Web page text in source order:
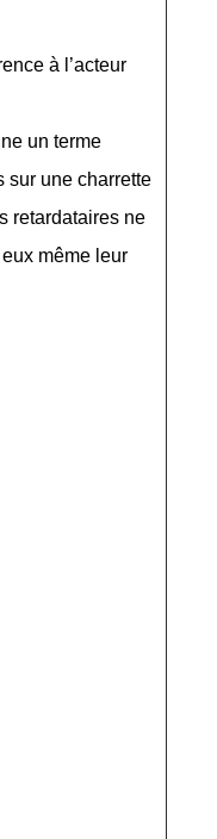
à l’acteur
un terme
sur une charrette
retardataires ne
même leur